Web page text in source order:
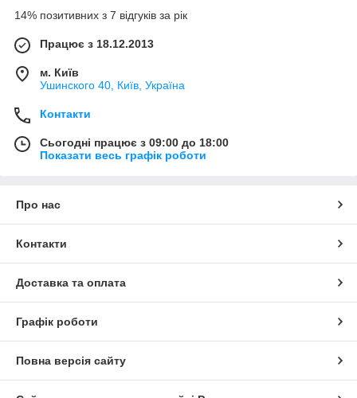
14% позитивних з 7 відгуків за рік
Працює з 18.12.2013
м. Київ
Ушинского 40, Київ, Україна
Контакти
Сьогодні працює з 09:00 до 18:00
Показати весь графік роботи
Про нас
Контакти
Доставка та оплата
Графік роботи
Повна версія сайту